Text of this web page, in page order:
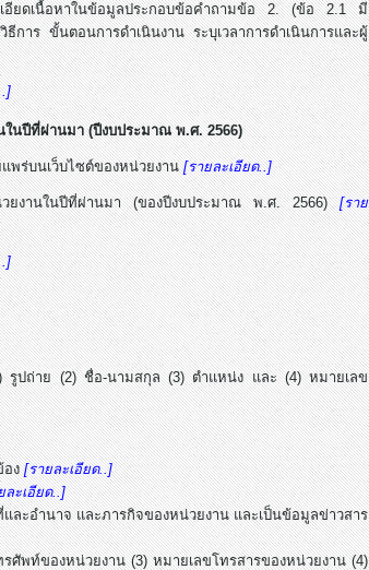
เอียดเนื้อหาในข้อมูลประกอบข้อคำถามข้อ 2. (ข้อ 2.1 มี
าร ขั้นตอนการดำเนินงาน ระบุเวลาการดำเนินการและผู้
ในปีที่ผ่านมา (ปีงบประมาณ พ.ศ. 2566)
พร่บนเว็บไซต์ของหน่วยงาน[รายละเอียด..]
วยงานในปีที่ผ่านมา (ของปีงบประมาณ พ.ศ. 2566)[ราย
รูปถ่าย (2) ชื่อ-นามสกุล (3) ตำแหน่ง และ (4) หมายเลข
อง[รายละเอียด..]
ละเอียด..]
ละอำนาจ และภารกิจของหน่วยงาน และเป็นข้อมูลข่าวสาร
ศัพท์ของหน่วยงาน (3) หมายเลขโทรสารของหน่วยงาน (4)